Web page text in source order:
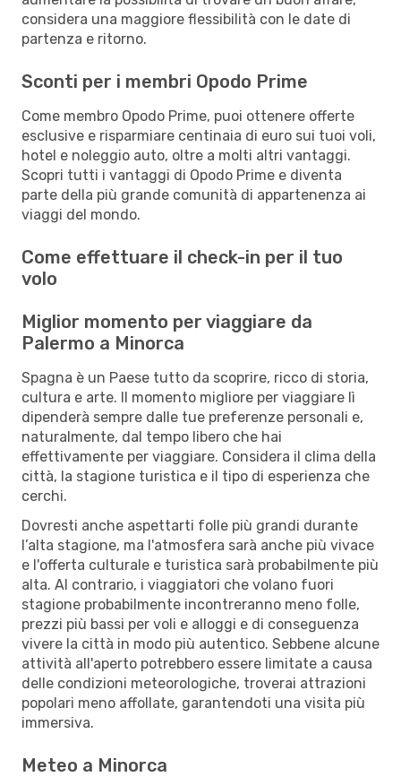
considera una maggiore flessibilità con le date di
partenza e ritorno.
Sconti per i membri Opodo Prime
Come membro Opodo Prime, puoi ottenere offerte
esclusive e risparmiare centinaia di euro sui tuoi voli,
hotel e noleggio auto, oltre a molti altri vantaggi.
Scopri tutti i vantaggi di Opodo Prime e diventa
parte della più grande comunità di appartenenza ai
viaggi del mondo.
Come effettuare il check-in per il tuo
volo
Miglior momento per viaggiare da
Palermo a Minorca
Spagna è un Paese tutto da scoprire, ricco di storia,
cultura e arte. Il momento migliore per viaggiare lì
dipenderà sempre dalle tue preferenze personali e,
naturalmente, dal tempo libero che hai
effettivamente per viaggiare. Considera il clima della
città, la stagione turistica e il tipo di esperienza che
cerchi.
Dovresti anche aspettarti folle più grandi durante
l’alta stagione, ma l'atmosfera sarà anche più vivace
e l'offerta culturale e turistica sarà probabilmente più
alta. Al contrario, i viaggiatori che volano fuori
stagione probabilmente incontreranno meno folle,
prezzi più bassi per voli e alloggi e di conseguenza
vivere la città in modo più autentico. Sebbene alcune
attività all'aperto potrebbero essere limitate a causa
delle condizioni meteorologiche, troverai attrazioni
popolari meno affollate, garantendoti una visita più
immersiva.
Meteo a Minorca